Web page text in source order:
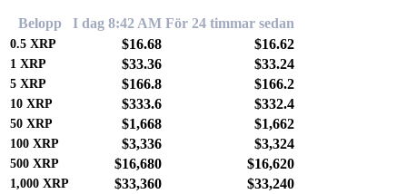
Belopp I dag 8:42 AM För 24 timmar sedan
0.5 XRP $16.68 $16.62
1 XRP $33.36 $33.24
5 XRP $166.8 $166.2
10 XRP $333.6 $332.4
50 XRP $1,668 $1,662
100 XRP $3,336 $3,324
500 XRP $16,680 $16,620
1,000 XRP $33,360 $33,240